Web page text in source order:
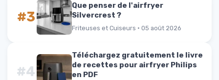
#3
Que penser de l'airfryer
Silvercrest ?
Friteuses et Cuiseurs · 05 août 2026
#4
Téléchargez gratuitement le livre
de recettes pour airfryer Philips
en PDF